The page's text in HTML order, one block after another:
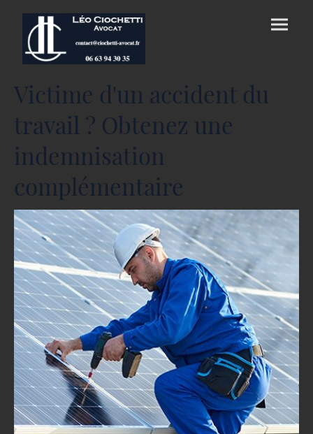
Victime d'un accident du
travail ? Obtenez une
indemnisation
complémentaire